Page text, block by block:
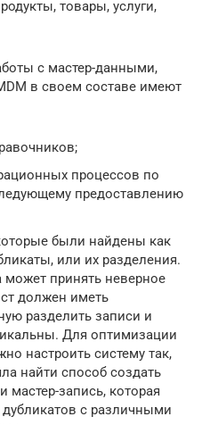
товары, услуги,
с мастер-данными,
в своем составе имеют
процессов по
предоставлению
были найдены как
или их разделения.
может принять неверное
должен иметь
разделить записи и
Для оптимизации
настроить систему так,
найти способ создать
мастер-запись, которая
дубликатов с различными